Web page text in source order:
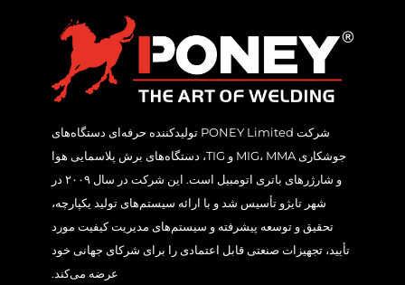
شرکت PONEY Limited تولیدکننده حرفه‌ای دستگاه‌های
جوشکاری MIG، MMA و TIG، دستگاه‌های برش پلاسمایی هوا
و شارژرهای باتری اتومبیل است. این شرکت در سال ۲۰۰۹ در
شهر تایژو تأسیس شد و با ارائه سیستم‌های تولید یکپارچه،
تحقیق و توسعه پیشرفته و سیستم‌های مدیریت کیفیت مورد
تأیید، تجهیزات صنعتی قابل اعتمادی را برای شرکای جهانی خود
عرضه می‌کند.